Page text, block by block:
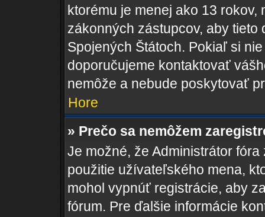
ktorému je menej ako 13
zákonných zástupcov, aby tieto
Spojených Štátoch. Pokiaľ si
doporučujeme kontaktovať
nemôže a nebude poskytovať
Hore
» Prečo sa nemôžem
Je možné, že Administrátor
použitie užívateľského mena,
mohol vypnúť registrácie, aby
fórum. Pre ďalšie informácie